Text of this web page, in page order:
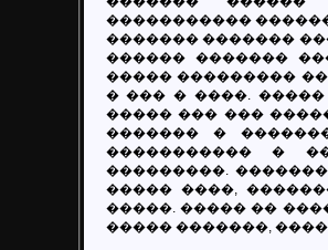
�����������
������� �������
������ �������
����� ���������
� ��� � ����.
����� ��� ���
������� �
����������� �
���������.
����� ����,
�����. ����� ��
����� �������,